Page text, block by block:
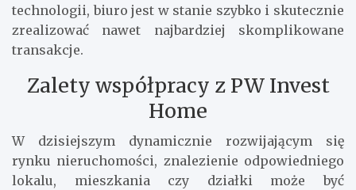
technologii, biuro jest w stanie szybko i skutecznie
zrealizować nawet najbardziej skomplikowane
transakcje.
Zalety współpracy z PW Invest
Home
W dzisiejszym dynamicznie rozwijającym się
rynku nieruchomości, znalezienie odpowiedniego
lokalu, mieszkania czy działki może być